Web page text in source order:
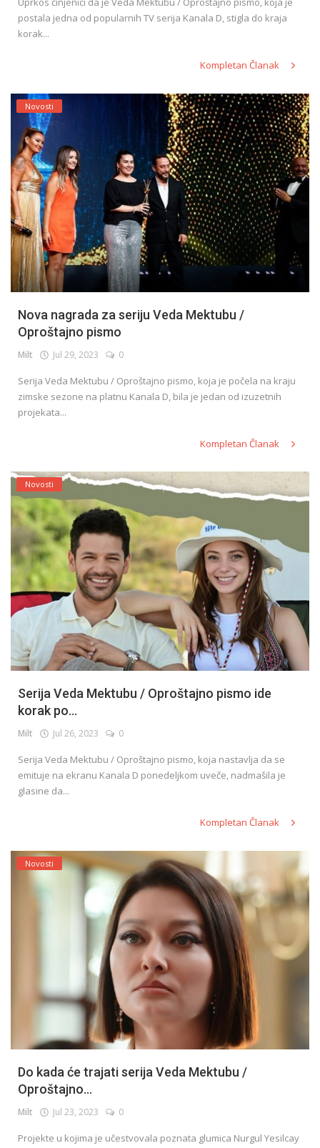
postala jedna od popularnih TV serija Kanala D, stigla do kraja
korak...
Kompletan Članak
Novosti
Nova nagrada za seriju Veda Mektubu /
Oproštajno pismo
Milt Jul 29, 2023 0
Serija Veda Mektubu / Oproštajno pismo, koja je počela na kraju
zimske sezone na platnu Kanala D, bila je jedan od izuzetnih
projekata...
Kompletan Članak
Novosti
Serija Veda Mektubu / Oproštajno pismo ide
korak po...
Milt Jul 26, 2023 0
Serija Veda Mektubu / Oproštajno pismo, koja nastavlja da se
emituje na ekranu Kanala D ponedeljkom uveče, nadmašila je
glasine da...
Kompletan Članak
Novosti
Do kada će trajati serija Veda Mektubu /
Oproštajno...
Milt Jul 23, 2023 0
Projekte u kojima je učestvovala poznata glumica Nurgul Yesilcay